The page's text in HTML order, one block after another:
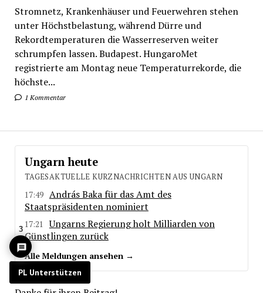
Stromnetz, Krankenhäuser und Feuerwehren stehen
unter Höchstbelastung, während Dürre und
Rekordtemperaturen die Wasserreserven weiter
schrumpfen lassen. Budapest. HungaroMet
registrierte am Montag neue Temperaturrekorde, die
höchste...
1 Kommentar
Ungarn heute
TAGESAKTUELLE KURZNACHRICHTEN AUS UNGARN
17:49 András Baka für das Amt des
Staatspräsidenten nominiert
17:21
Ungarns Regierung holt Milliarden von
Günstlingen zurück
Alle Meldungen ansehen →
3
PL Unterstützen